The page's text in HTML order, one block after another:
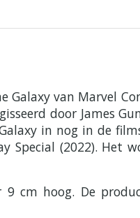
van Marvel
door James
in nog in de
Special (2022).
cm hoog. De